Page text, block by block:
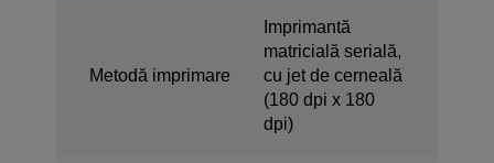
Metodă imprimare
Imprimantă
matricială serială,
cu jet de cerneală
(180 dpi x 180
dpi)